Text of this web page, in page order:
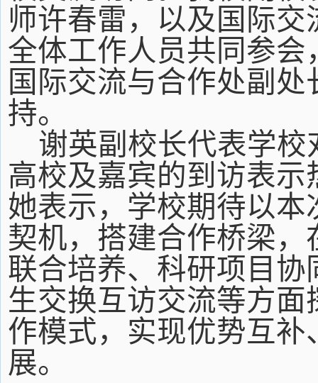
师许春雷，以及国际交
全体工作人员共同参会
国际交流与合作处副处
持。
谢英副校长代表学校
高校及嘉宾的到访表示
她表示，学校期待以本
契机，搭建合作桥梁，
联合培养、科研项目协
生交换互访交流等方面
作模式，实现优势互补
展。